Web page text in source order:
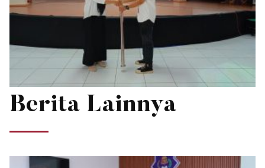
Berita Lainnya